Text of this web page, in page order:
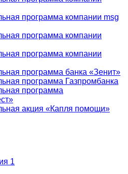
программа компании msg
программа компании
программа компании
программа банка «Зенит»
программа Газпромбанка
программа
акция «Капля помощи»
1